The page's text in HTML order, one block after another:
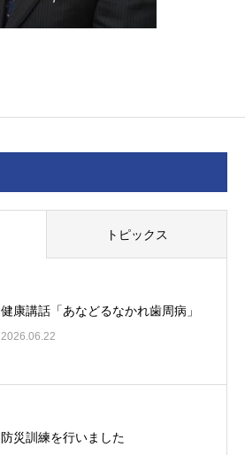
トピックス
健康講話「あなどるなかれ歯周病」
2026.06.22
防災訓練を行いました